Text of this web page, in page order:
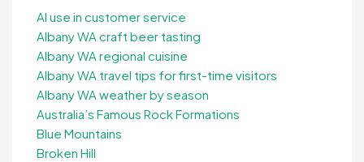
AI use in customer service
Albany WA craft beer tasting
Albany WA regional cuisine
Albany WA travel tips for first-time visitors
Albany WA weather by season
Australia’s Famous Rock Formations
Blue Mountains
Broken Hill